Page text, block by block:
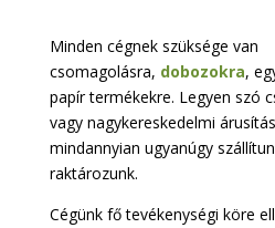
Minden cégnek szüksége van
csomagolásra, dobozokra,
papír termékekre. Legyen szó
vagy nagykereskedelmi
mindannyian ugyanúgy
raktározunk.
Cégünk fő tevékenységi köre